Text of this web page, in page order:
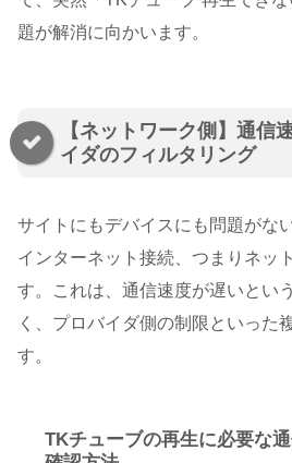
題が解消に向かいます。
【ネットワーク側】通信
イダのフィルタリング
サイトにもデバイスにも問題がな
インターネット接続、つまりネッ
す。これは、通信速度が遅いとい
く、プロバイダ側の制限といった
す。
TKチューブの再生に必要な